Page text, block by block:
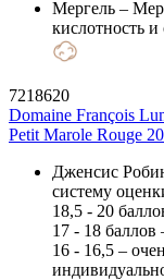
Мергель –
кислотность
7218620
Domaine François
Petit Marole Rouge
Дженсис
систему
18,5 - 20
17 - 18 баллов
16 - 16,5 –